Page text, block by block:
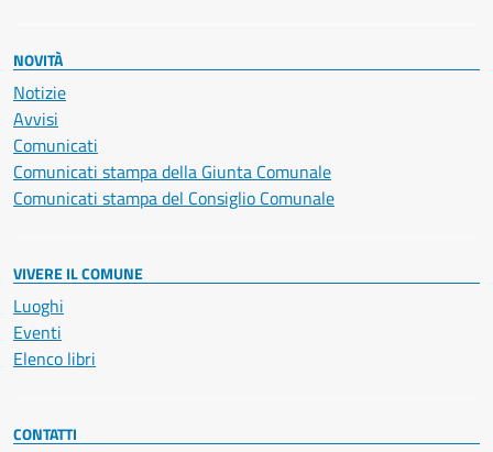
NOVITÀ
Notizie
Avvisi
Comunicati
Comunicati stampa della Giunta Comunale
Comunicati stampa del Consiglio Comunale
VIVERE IL COMUNE
Luoghi
Eventi
Elenco libri
CONTATTI